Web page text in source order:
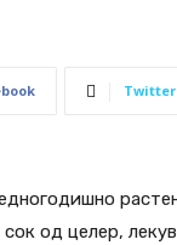
Twitter
од целер,